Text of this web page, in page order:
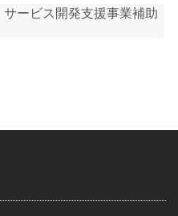
ービス開発支援事業補助